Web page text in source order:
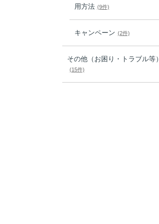
用方法 (9件)
キャンペーン (2件)
その他（お困り・トラブル等）
(15件)